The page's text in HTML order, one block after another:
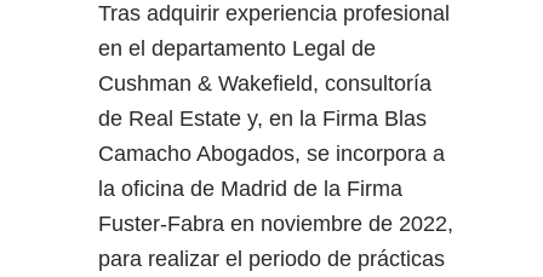
Tras adquirir experiencia profesional
en el departamento Legal de
Cushman & Wakefield, consultoría
de Real Estate y, en la Firma Blas
Camacho Abogados, se incorpora a
la oficina de Madrid de la Firma
Fuster-Fabra en noviembre de 2022,
para realizar el periodo de prácticas